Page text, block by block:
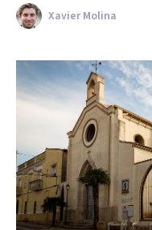
Xavier Molina